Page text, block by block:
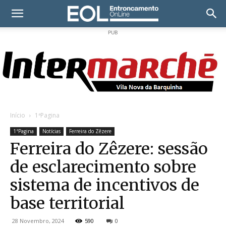
PUB
Início 1ªPagina
1ªPagina Notícias Ferreira do Zêzere
Ferreira do Zêzere: sessão
de esclarecimento sobre
sistema de incentivos de
base territorial
28 Novembro, 2024 590 0